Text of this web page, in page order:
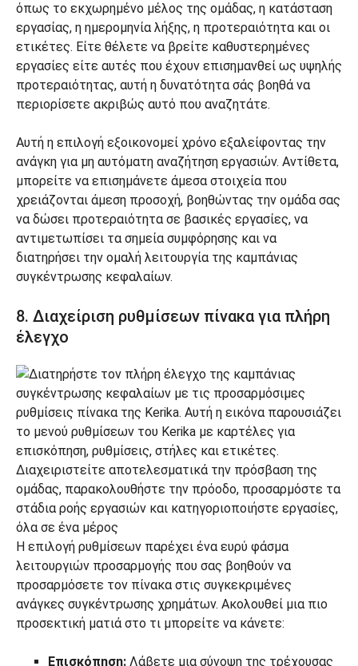
όπως το εκχωρημένο μέλος της ομάδας, η κατάσταση
εργασίας, η ημερομηνία λήξης, η προτεραιότητα και οι
ετικέτες. Είτε θέλετε να βρείτε καθυστερημένες
εργασίες είτε αυτές που έχουν επισημανθεί ως υψηλής
προτεραιότητας, αυτή η δυνατότητα σάς βοηθά να
περιορίσετε ακριβώς αυτό που αναζητάτε.
Αυτή η επιλογή εξοικονομεί χρόνο εξαλείφοντας την
ανάγκη για μη αυτόματη αναζήτηση εργασιών. Αντίθετα,
μπορείτε να επισημάνετε άμεσα στοιχεία που
χρειάζονται άμεση προσοχή, βοηθώντας την ομάδα σας
να δώσει προτεραιότητα σε βασικές εργασίες, να
αντιμετωπίσει τα σημεία συμφόρησης και να
διατηρήσει την ομαλή λειτουργία της καμπάνιας
συγκέντρωσης κεφαλαίων.
8. Διαχείριση ρυθμίσεων πίνακα για πλήρη
έλεγχο
Η επιλογή ρυθμίσεων παρέχει ένα ευρύ φάσμα
λειτουργιών προσαρμογής που σας βοηθούν να
προσαρμόσετε τον πίνακα στις συγκεκριμένες
ανάγκες συγκέντρωσης χρημάτων. Ακολουθεί μια πιο
προσεκτική ματιά στο τι μπορείτε να κάνετε:
Επισκόπηση: Λάβετε μια σύνοψη της τρέχουσας